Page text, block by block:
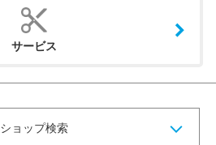
サービス
ショップ検索